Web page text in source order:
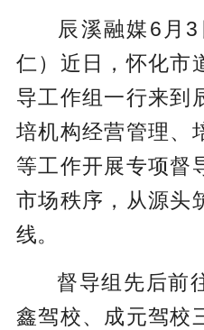
辰溪融媒6月
仁） 近日，怀化市
导工作组一行来到
培机构经营管理、
等工作开展专项督
市场秩序，从源头
线。
督导组先后前
鑫驾校、成元驾校